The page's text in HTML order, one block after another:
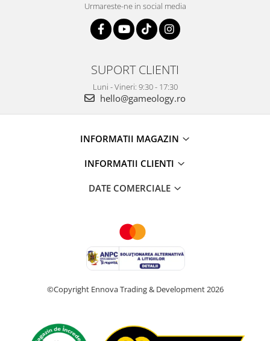
Urmareste-ne in social media
SUPORT CLIENTI
Luni - Vineri: 9:30 - 17:30
hello@gameology.ro
INFORMATII MAGAZIN
INFORMATII CLIENTI
DATE COMERCIALE
©Copyright Ennova Trading & Development 2026